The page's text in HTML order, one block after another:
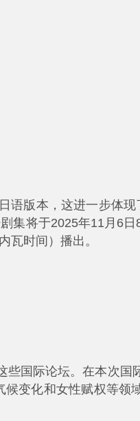
语版本，这进一步体现
集将于2025年11月6日
瓦时间）播出。
些国际论坛。在本次国
变化和女性赋权等领